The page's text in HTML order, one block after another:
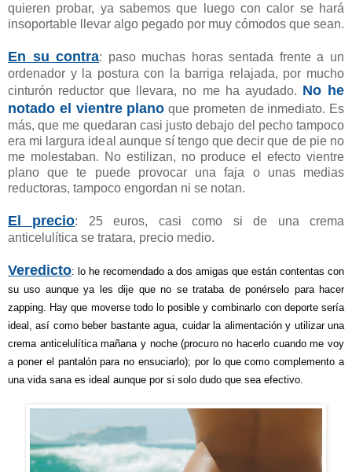
quieren probar, ya sabemos que luego con calor se hará
insoportable llevar algo pegado por muy cómodos que sean.
En su contra: paso muchas horas sentada frente a un
ordenador y la postura con la barriga relajada, por mucho
cinturón reductor que llevara, no me ha ayudado. No he
notado el vientre plano que prometen de inmediato. Es
más, que me quedaran casi justo debajo del pecho tampoco
era mi largura ideal aunque sí tengo que decir que de pie no
me molestaban. No estilizan, no produce el efecto vientre
plano que te puede provocar una faja o unas medias
reductoras, tampoco engordan ni se notan.
El precio: 25 euros, casi como si de una crema
anticelulítica se tratara, precio medio.
Veredicto: lo he recomendado a dos amigas que están contentas con
su uso aunque ya les dije que no se trataba de ponérselo para hacer
zapping. Hay que moverse todo lo posible y combinarlo con deporte sería
ideal, así como beber bastante agua, cuidar la alimentación y utilizar una
crema anticelulítica mañana y noche (procuro no hacerlo cuando me voy
a poner el pantalón para no ensuciarlo); por lo que como complemento a
una vida sana es ideal aunque por si solo dudo que sea efectivo.